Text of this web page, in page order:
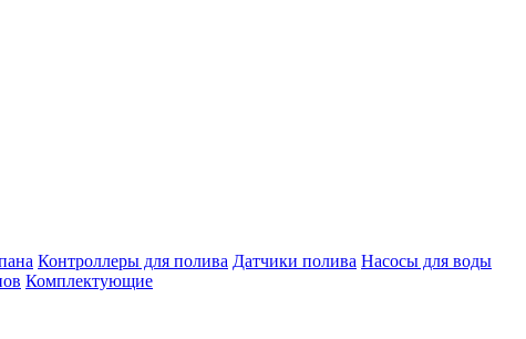
Контроллеры для полива Датчики полива Насосы для воды
Комплектующие